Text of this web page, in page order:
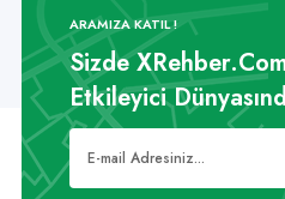
ARAMIZA KATIL !
Sizde
Etkileyici